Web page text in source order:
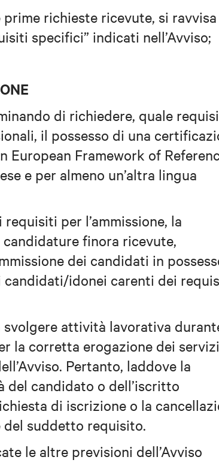
richieste ricevute, si ravvisa
specifici” indicati nell’Avviso;
di richiedere, quale
il possesso di una
European Framework of
e per almeno un’altra lingua
per l’ammissione, la
finora ricevute,
dei candidati in
idonei carenti dei
attività lavorativa
la corretta erogazione dei
Pertanto, laddove la
del candidato o dell’iscritto
di iscrizione o la
del suddetto requisito.
le altre previsioni dell’Avviso